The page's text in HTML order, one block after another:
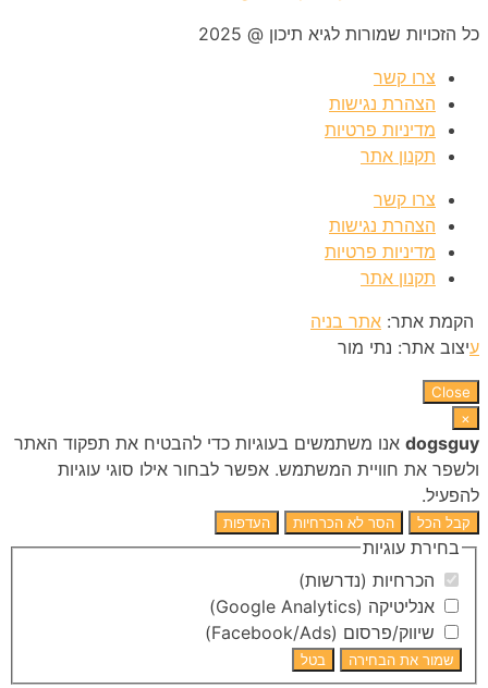
כל הזכויות שמורות לגיא תיכון @ 2025
צרו קשר
הצהרת נגישות
מדיניות פרטיות
תקנון אתר
צרו קשר
הצהרת נגישות
מדיניות פרטיות
תקנון אתר
הקמת אתר: אתר בניה
עיצוב אתר: נתי מור
Close
×
dogsguy אנו משתמשים בעוגיות כדי להבטיח את תפקוד האתר
ולשפר את חוויית המשתמש. אפשר לבחור אילו סוגי עוגיות
להפעיל.
קבל הכל הסר לא הכרחיות העדפות
בחירת עוגיות
הכרחיות (נדרשות)
אנליטיקה (Google Analytics)
שיווק/פרסום (Facebook/Ads)
שמור את הבחירה בטל